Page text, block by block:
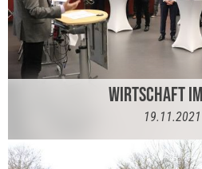
WIRTSCHAFT
19.11.2021